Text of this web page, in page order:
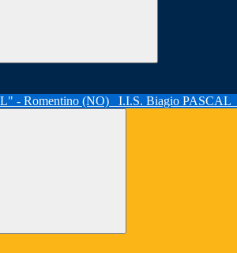
I.I.S. Biagio PASCAL